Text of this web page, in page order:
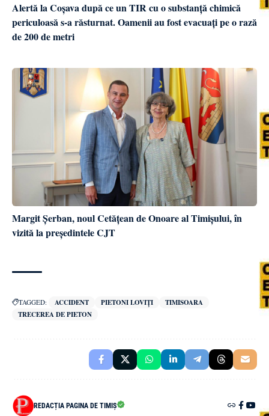
Alertă la Coșava după ce un TIR cu o substanță chimică
periculoasă s-a răsturnat. Oamenii au fost evacuați pe o rază
de 200 de metri
Margit Șerban, noul Cetățean de Onoare al Timișului, în
vizită la președintele CJT
TAGGED: ACCIDENT PIETONI LOVIȚI
TIMISOARA
TRECEREA DE PIETON
REDACȚIA PAGINA DE TIMIȘ